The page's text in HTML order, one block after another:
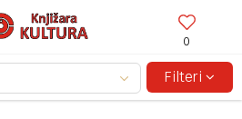
0
ZA IZNOSE PREKO 150KM!
Filteri